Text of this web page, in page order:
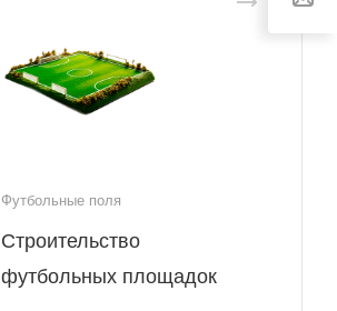
Футбольные поля
Строительство
футбольных площадок